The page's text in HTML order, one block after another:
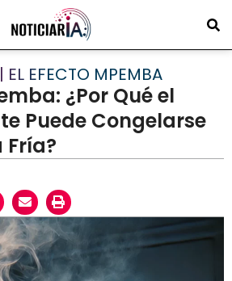
EL EFECTO MPEMBA
¿Por Qué el
Puede Congelarse
Fría?